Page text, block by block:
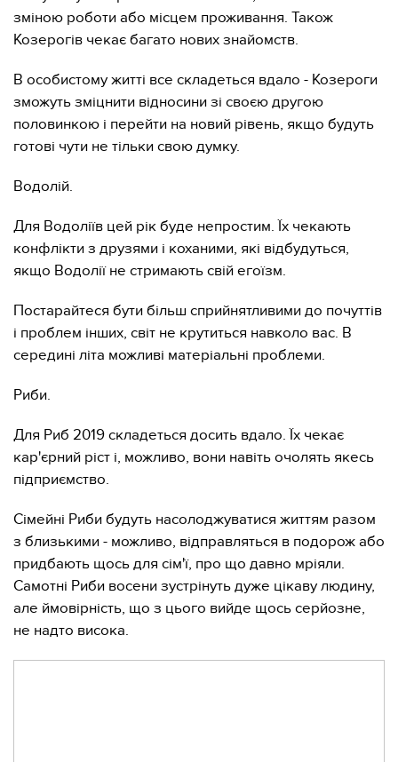
зміною роботи або місцем проживання. Також
Козерогів чекає багато нових знайомств.
В особистому житті все складеться вдало - Козероги
зможуть зміцнити відносини зі своєю другою
половинкою і перейти на новий рівень, якщо будуть
готові чути не тільки свою думку.
Водолій.
Для Водоліїв цей рік буде непростим. Їх чекають
конфлікти з друзями і коханими, які відбудуться,
якщо Водолії не стримають свій егоїзм.
Постарайтеся бути більш сприйнятливими до почуттів
і проблем інших, світ не крутиться навколо вас. В
середині літа можливі матеріальні проблеми.
Риби.
Для Риб 2019 складеться досить вдало. Їх чекає
кар'єрний ріст і, можливо, вони навіть очолять якесь
підприємство.
Сімейні Риби будуть насолоджуватися життям разом
з близькими - можливо, відправляться в подорож або
придбають щось для сім'ї, про що давно мріяли.
Самотні Риби восени зустрінуть дуже цікаву людину,
але ймовірність, що з цього вийде щось серйозне,
не надто висока.